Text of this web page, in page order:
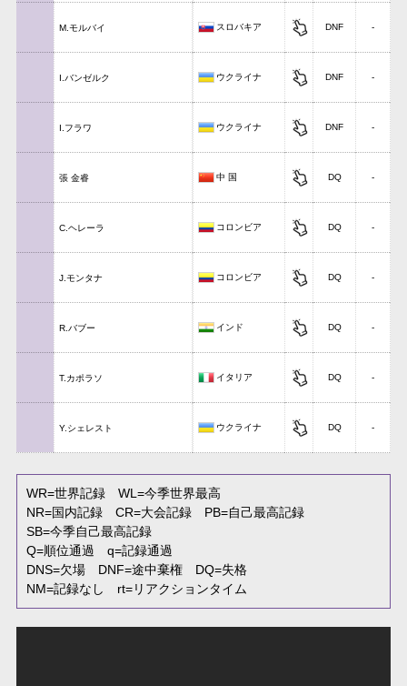
M.モルバイ スロバキア DNF -
I.バンゼルク ウクライナ DNF -
I.フラワ ウクライナ DNF -
張 金睿 中 国 DQ -
C.ヘレーラ コロンビア DQ -
J.モンタナ コロンビア DQ -
R.バブー インド DQ -
T.カポラソ イタリア DQ -
Y.シェレスト ウクライナ DQ -
WR=世界記録 WL=今季世界最高
NR=国内記録 CR=大会記録 PB=自己最高記録
SB=今季自己最高記録
Q=順位通過 q=記録通過
DNS=欠場 DNF=途中棄権 DQ=失格
NM=記録なし rt=リアクションタイム